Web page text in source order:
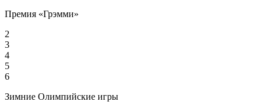
Премия «Грэмми»
2
3
4
5
6
Зимние Олимпийские игры